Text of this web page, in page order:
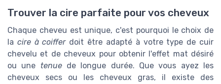
Trouver la cire parfaite pour vos cheveux
Chaque cheveu est unique, c'est pourquoi le choix de
la cire à coifferdoit être adapté à votre type de cuir
chevelu et de cheveux pour obtenir l'effet mat désiré
ou une tenuede longue durée. Que vous ayez les
cheveux secs ou les cheveux gras, il existe des